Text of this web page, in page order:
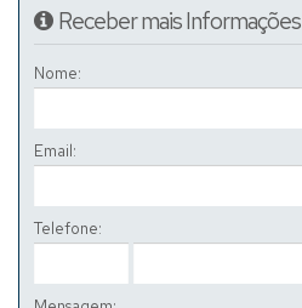
Receber mais Informações
Nome:
Email:
Telefone: